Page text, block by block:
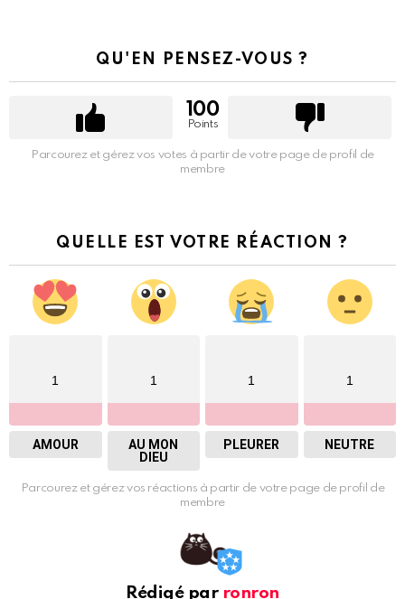
QU'EN PENSEZ-VOUS ?
100
Points
Parcourez et gérez vos votes à partir de votre page de profil de
membre
QUELLE EST VOTRE RÉACTION ?
1
AMOUR
1
AU MON
DIEU
1
PLEURER
1
NEUTRE
Parcourez et gérez vos réactions à partir de votre page de profil de
membre
Rédigé par ronron